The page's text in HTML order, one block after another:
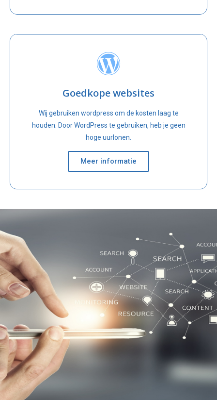
Goedkope websites
Wij gebruiken wordpress om de kosten laag te
houden. Door WordPress te gebruiken, heb je geen
hoge uurlonen.
Meer informatie